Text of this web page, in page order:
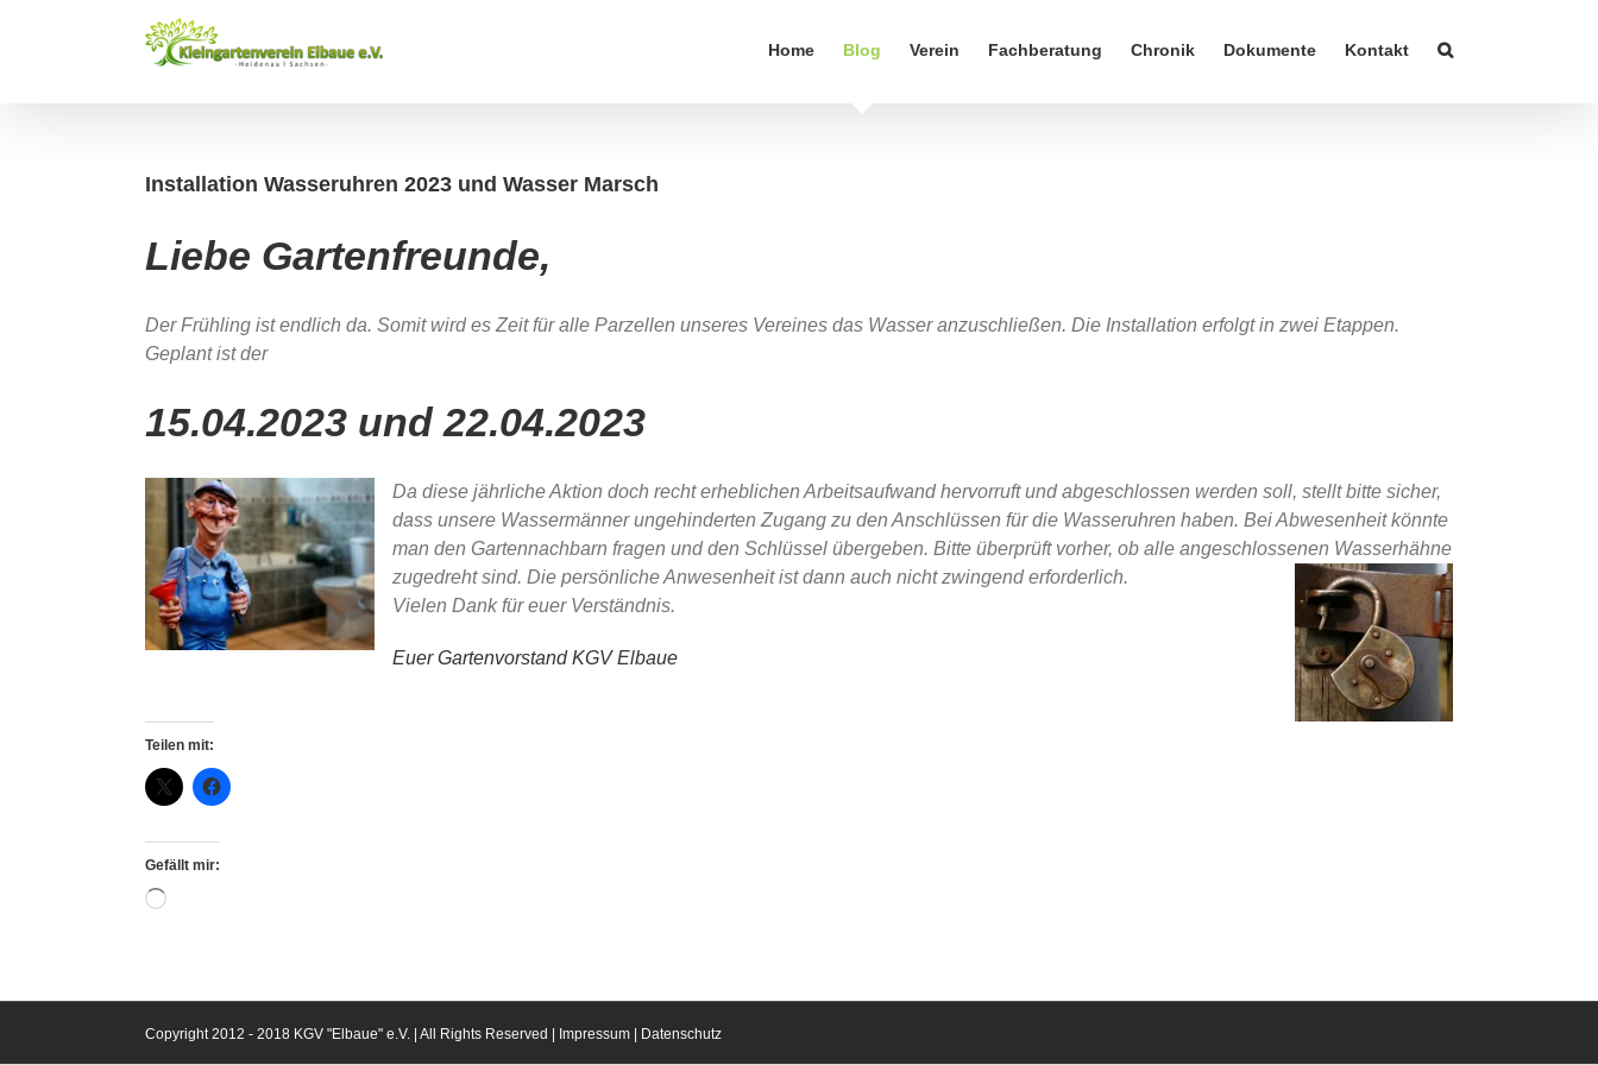
Home Blog Verein Fachberatung Chronik Dokumente Kontakt
Installation Wasseruhren 2023 und Wasser Marsch
Liebe Gartenfreunde,
Der Frühling ist endlich da. Somit wird es Zeit für alle Parzellen unseres Vereines das Wasser anzuschließen. Die Installation erfolgt in zwei Etappen.
Geplant ist der
15.04.2023 und 22.04.2023
Da diese jährliche Aktion doch recht erheblichen Arbeitsaufwand hervorruft und abgeschlossen werden soll, stellt bitte sicher,
dass unsere Wassermänner ungehinderten Zugang zu den Anschlüssen für die Wasseruhren haben. Bei Abwesenheit könnte
man den Gartennachbarn fragen und den Schlüssel übergeben. Bitte überprüft vorher, ob alle angeschlossenen Wasserhähne
zugedreht sind. Die persönliche Anwesenheit ist dann auch nicht zwingend erforderlich.
Vielen Dank für euer Verständnis.
Euer Gartenvorstand KGV Elbaue
Teilen mit:
Gefällt mir:
Wird
Copyright 2012 - 2018 KGV "Elbaue" e.V. | All Rights Reserved | Impressum Datenschutz